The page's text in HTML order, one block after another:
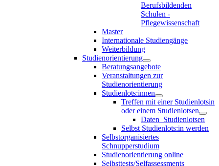
Berufsbildenden
Schulen -
Pflegewissenschaft
Master
Internationale Studiengänge
Weiterbildung
Studienorientierung
Beratungsangebote
Veranstaltungen zur
Studienorientierung
Studienlots:innen
Treffen mit einer Studienlotsin
oder einem Studienlotsen
Daten_Studienlotsen
Selbst Studienlots:in werden
Selbstorganisiertes
Schnupperstudium
Studienorientierung online
Selbsttests/Selfassessments